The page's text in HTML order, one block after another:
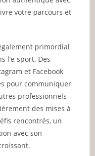
votre parcours et
primordial
l’e-sport. Des
et Facebook
pour communiquer
professionnels
des mises à
rencontrés, un
avec son